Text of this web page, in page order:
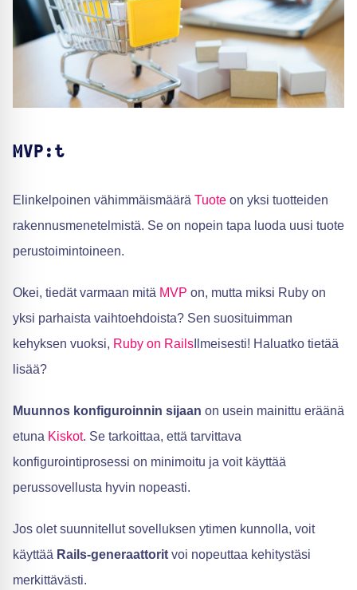
MVP:t
Elinkelpoinen vähimmäismäärä Tuote on yksi tuotteiden
rakennusmenetelmistä. Se on nopein tapa luoda uusi tuote
perustoimintoineen.
Okei, tiedät varmaan mitä MVP on, mutta miksi Ruby on
yksi parhaista vaihtoehdoista? Sen suosituimman
kehyksen vuoksi, Ruby on Rails Ilmeisesti! Haluatko tietää
lisää?
Muunnos konfiguroinnin sijaan on usein mainittu eräänä
etuna Kiskot. Se tarkoittaa, että tarvittava
konfigurointiprosessi on minimoitu ja voit käyttää
perussovellusta hyvin nopeasti.
Jos olet suunnitellut sovelluksen ytimen kunnolla, voit
käyttää Rails-generaattorit voi nopeuttaa kehitystäsi
merkittävästi.